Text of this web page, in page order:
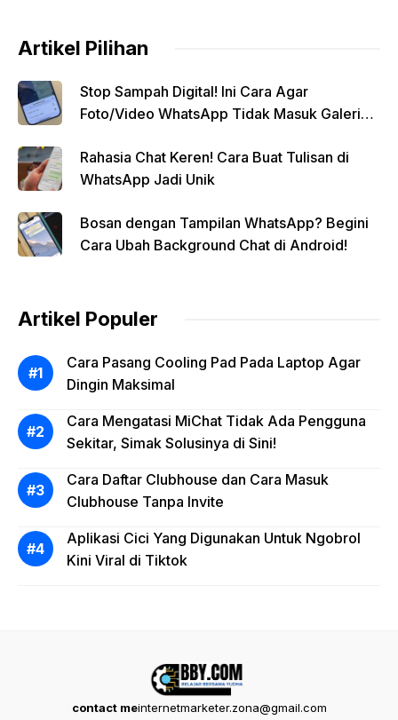
Artikel Pilihan
Stop Sampah Digital! Ini Cara Agar
Foto/Video WhatsApp Tidak Masuk Galeri
Rahasia Chat Keren! Cara Buat Tulisan di
WhatsApp Jadi Unik
Bosan dengan Tampilan WhatsApp? Begini
Cara Ubah Background Chat di Android!
Artikel Populer
Cara Pasang Cooling Pad Pada Laptop Agar
Dingin Maksimal
Cara Mengatasi MiChat Tidak Ada Pengguna
Sekitar, Simak Solusinya di Sini!
Cara Daftar Clubhouse dan Cara Masuk
Clubhouse Tanpa Invite
Aplikasi Cici Yang Digunakan Untuk Ngobrol
Kini Viral di Tiktok
contact meinternetmarketer.zona@gmail.com